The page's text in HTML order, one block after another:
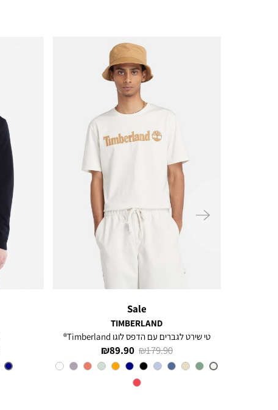
ימינה
Sale
TIMBERLAND
טי שירט לגברים עם הדפס לוגו Timberland®
מחיר
מוצר
89.90 ₪
מחיר
רגיל
179.90 ₪
צבע
VINTAGE
WHITE